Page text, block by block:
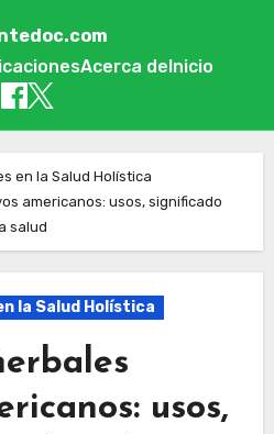
Acerca de Inicio
en la Salud Holística
americanos: usos, significado
salud
la Salud Holística
usos,